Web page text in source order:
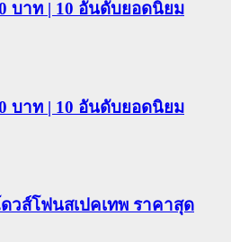
บาท | 10 อันดับยอดนิยม
บาท | 10 อันดับยอดนิยม
วส์โฟนสเปคเทพ ราคาสุด